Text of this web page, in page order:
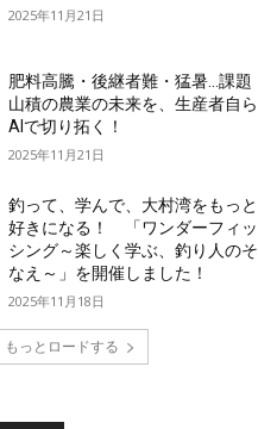
2025年11月21日
肥料高騰・後継者難・猛暑…課題
山積の農業の未来を、生産者自ら
AIで切り拓く！
2025年11月21日
釣って、学んで、大村湾をもっと
好きになる！ 「ワンダーフィッ
シング～楽しく学ぶ、釣り人のそ
なえ～」を開催しました！
2025年11月18日
もっとロードする